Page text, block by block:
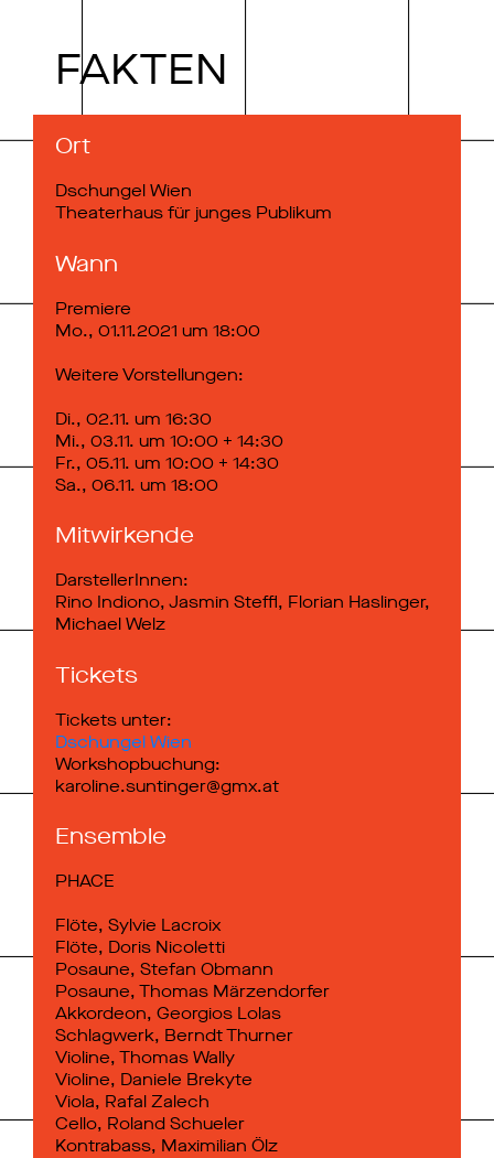
FAKTEN
Ort
Dschungel Wien
Theaterhaus für junges Publikum
Wann
Premiere
Mo., 01.11.2021 um 18:00
Weitere Vorstellungen:
Di., 02.11. um 16:30
Mi., 03.11. um 10:00 + 14:30
Fr., 05.11. um 10:00 + 14:30
Sa., 06.11. um 18:00
Mitwirkende
DarstellerInnen:
Rino Indiono, Jasmin Steffl, Florian Haslinger,
Michael Welz
Tickets
Tickets unter:
Dschungel Wien
Workshopbuchung:
karoline.suntinger@gmx.at
Ensemble
PHACE
Flöte, Sylvie Lacroix
Flöte, Doris Nicoletti
Posaune, Stefan Obmann
Posaune, Thomas Märzendorfer
Akkordeon, Georgios Lolas
Schlagwerk, Berndt Thurner
Violine, Thomas Wally
Violine, Daniele Brekyte
Viola, Rafal Zalech
Cello, Roland Schueler
Kontrabass, Maximilian Ölz